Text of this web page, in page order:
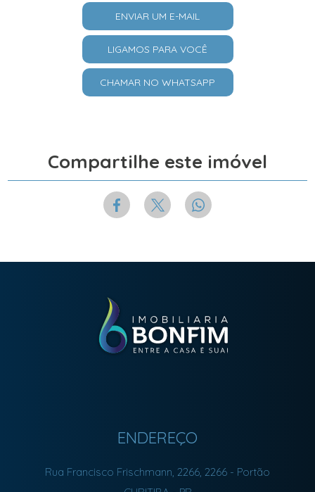
ENVIAR UM E-MAIL
LIGAMOS PARA VOCÊ
CHAMAR NO WHATSAPP
Compartilhe este imóvel
ENDEREÇO
Rua Francisco Frischmann, 2266, 2266 - Portão